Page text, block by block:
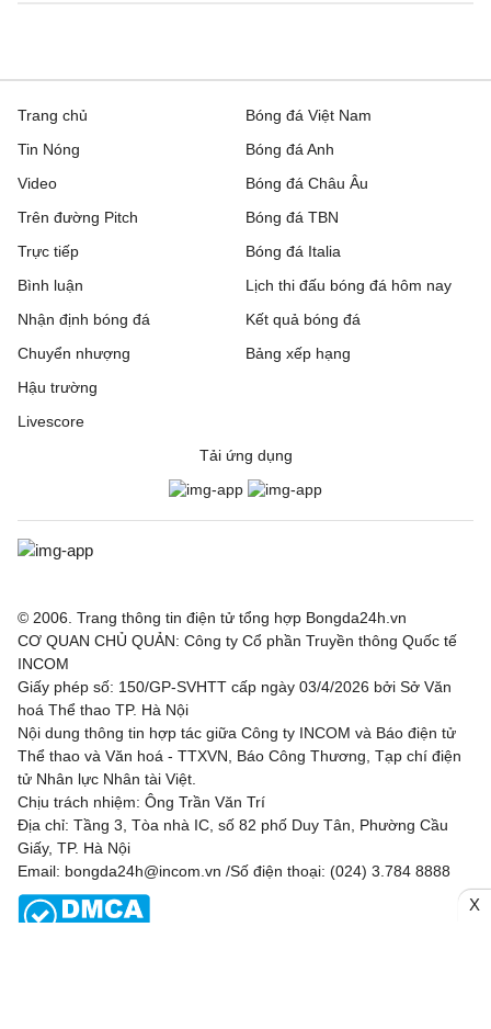
Trang chủ
Tin Nóng
Video
Trên đường Pitch
Trực tiếp
Bóng đá Việt Nam
Bóng đá Anh
Bóng đá Châu Âu
Bóng đá TBN
Bóng đá Italia
Bình luận
Nhận định bóng đá
Chuyển nhượng
Hậu trường
Livescore
Lịch thi đấu bóng đá hôm nay
Kết quả bóng đá
Bảng xếp hạng
Tải ứng dụng
© 2006. Trang thông tin điện tử tổng hợp Bongda24h.vn
CƠ QUAN CHỦ QUẢN: Công ty Cổ phần Truyền thông Quốc tế
INCOM
Giấy phép số: 150/GP-SVHTT cấp ngày 03/4/2026 bởi Sở Văn
hoá Thể thao TP. Hà Nội
Nội dung thông tin hợp tác giữa Công ty INCOM và Báo điện tử
Thể thao và Văn hoá - TTXVN, Báo Công Thương, Tạp chí điện
tử Nhân lực Nhân tài Việt.
Chịu trách nhiệm: Ông Trần Văn Trí
Địa chỉ: Tầng 3, Tòa nhà IC, số 82 phố Duy Tân, Phường Cầu
Giấy, TP. Hà Nội
Email: bongda24h@incom.vn /Số điện thoại: (024) 3.784 8888
X